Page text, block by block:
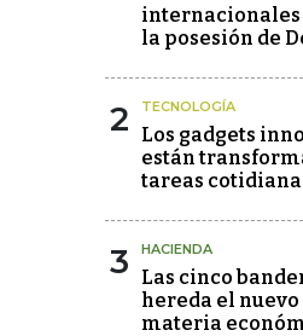
internacionales
la posesión de
2 TECNOLOGÍA
Los gadgets
están
tareas
3 HACIENDA
Las cinco
hereda el
materia